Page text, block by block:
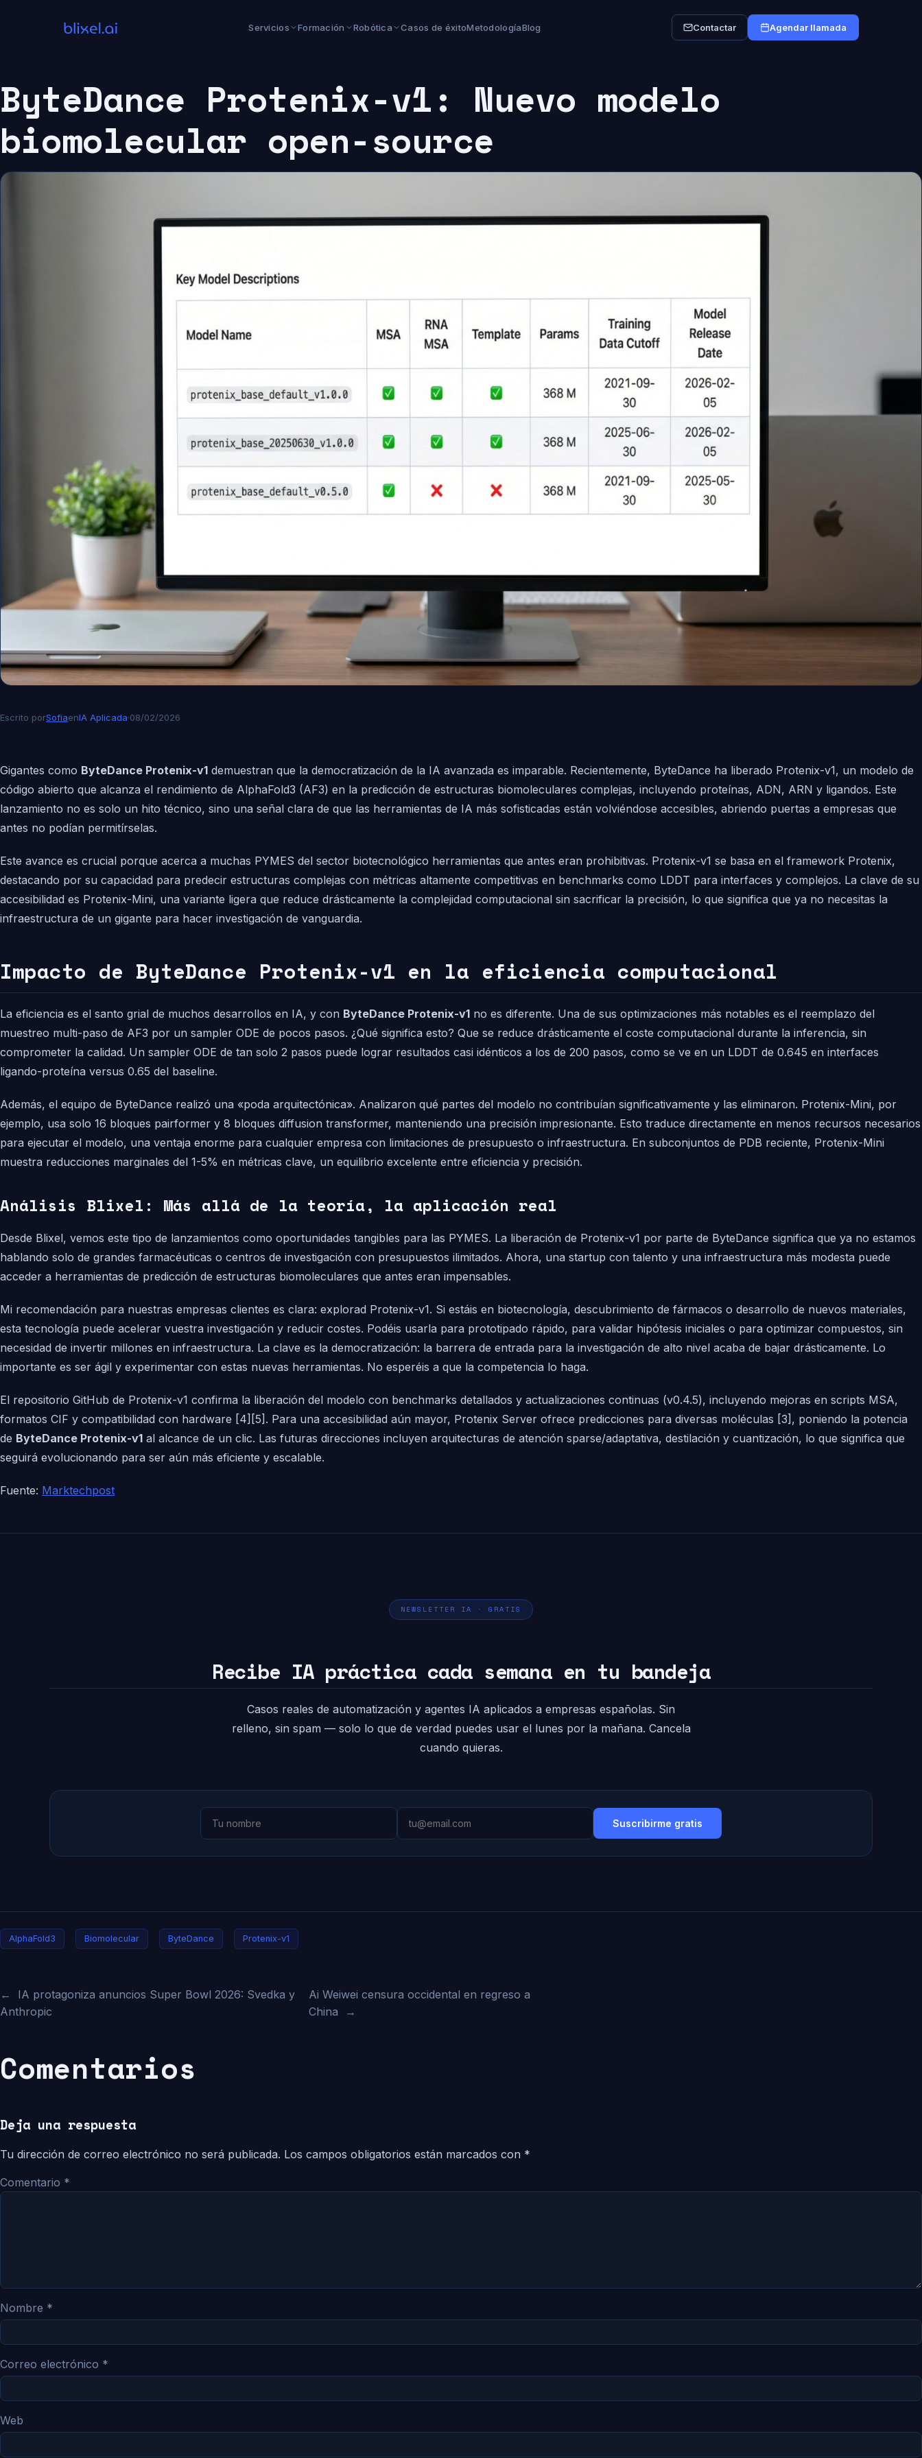
Servicios Formación Robótica Casos de éxitoMetodologíaBlog Contactar Agendar llamada
ByteDance Protenix-v1: Nuevo modelo
biomolecular open-source
Escrito porSofiaenIA Aplicada·08/02/2026
Gigantes como ByteDance Protenix-v1 demuestran que la democratización de la IA avanzada es imparable. Recientemente, ByteDance ha liberado Protenix-v1, un modelo de
código abierto que alcanza el rendimiento de AlphaFold3 (AF3) en la predicción de estructuras biomoleculares complejas, incluyendo proteínas, ADN, ARN y ligandos. Este
lanzamiento no es solo un hito técnico, sino una señal clara de que las herramientas de IA más sofisticadas están volviéndose accesibles, abriendo puertas a empresas que
antes no podían permitírselas.
Este avance es crucial porque acerca a muchas PYMES del sector biotecnológico herramientas que antes eran prohibitivas. Protenix-v1 se basa en el framework Protenix,
destacando por su capacidad para predecir estructuras complejas con métricas altamente competitivas en benchmarks como LDDT para interfaces y complejos. La clave de su
accesibilidad es Protenix-Mini, una variante ligera que reduce drásticamente la complejidad computacional sin sacrificar la precisión, lo que significa que ya no necesitas la
infraestructura de un gigante para hacer investigación de vanguardia.
Impacto de ByteDance Protenix-v1 en la eficiencia computacional
La eficiencia es el santo grial de muchos desarrollos en IA, y con ByteDance Protenix-v1 no es diferente. Una de sus optimizaciones más notables es el reemplazo del
muestreo multi-paso de AF3 por un sampler ODE de pocos pasos. ¿Qué significa esto? Que se reduce drásticamente el coste computacional durante la inferencia, sin
comprometer la calidad. Un sampler ODE de tan solo 2 pasos puede lograr resultados casi idénticos a los de 200 pasos, como se ve en un LDDT de 0.645 en interfaces
ligando-proteína versus 0.65 del baseline.
Además, el equipo de ByteDance realizó una «poda arquitectónica». Analizaron qué partes del modelo no contribuían significativamente y las eliminaron. Protenix-Mini, por
ejemplo, usa solo 16 bloques pairformer y 8 bloques diffusion transformer, manteniendo una precisión impresionante. Esto traduce directamente en menos recursos necesarios
para ejecutar el modelo, una ventaja enorme para cualquier empresa con limitaciones de presupuesto o infraestructura. En subconjuntos de PDB reciente, Protenix-Mini
muestra reducciones marginales del 1-5% en métricas clave, un equilibrio excelente entre eficiencia y precisión.
Análisis Blixel: Más allá de la teoría, la aplicación real
Desde Blixel, vemos este tipo de lanzamientos como oportunidades tangibles para las PYMES. La liberación de Protenix-v1 por parte de ByteDance significa que ya no estamos
hablando solo de grandes farmacéuticas o centros de investigación con presupuestos ilimitados. Ahora, una startup con talento y una infraestructura más modesta puede
acceder a herramientas de predicción de estructuras biomoleculares que antes eran impensables.
Mi recomendación para nuestras empresas clientes es clara: explorad Protenix-v1. Si estáis en biotecnología, descubrimiento de fármacos o desarrollo de nuevos materiales,
esta tecnología puede acelerar vuestra investigación y reducir costes. Podéis usarla para prototipado rápido, para validar hipótesis iniciales o para optimizar compuestos, sin
necesidad de invertir millones en infraestructura. La clave es la democratización: la barrera de entrada para la investigación de alto nivel acaba de bajar drásticamente. Lo
importante es ser ágil y experimentar con estas nuevas herramientas. No esperéis a que la competencia lo haga.
El repositorio GitHub de Protenix-v1 confirma la liberación del modelo con benchmarks detallados y actualizaciones continuas (v0.4.5), incluyendo mejoras en scripts MSA,
formatos CIF y compatibilidad con hardware [4][5]. Para una accesibilidad aún mayor, Protenix Server ofrece predicciones para diversas moléculas [3], poniendo la potencia
de ByteDance Protenix-v1 al alcance de un clic. Las futuras direcciones incluyen arquitecturas de atención sparse/adaptativa, destilación y cuantización, lo que significa que
seguirá evolucionando para ser aún más eficiente y escalable.
Fuente: Marktechpost
NEWSLETTER IA · GRATIS
Recibe IA práctica cada semana en tu bandeja
Casos reales de automatización y agentes IA aplicados a empresas españolas. Sin
relleno, sin spam — solo lo que de verdad puedes usar el lunes por la mañana. Cancela
cuando quieras.
Suscribirme gratis
AlphaFold3 Biomolecular ByteDance Protenix-v1
←
IA protagoniza anuncios Super Bowl 2026: Svedka y
Anthropic
Ai Weiwei censura occidental en regreso a
China
→
Comentarios
Deja una respuesta
Tu dirección de correo electrónico no será publicada. Los campos obligatorios están marcados con *
Comentario *
Nombre *
Correo electrónico *
Web